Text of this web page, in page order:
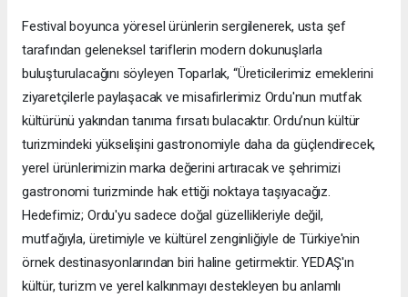
Festival boyunca yöresel ürünlerin sergilenerek, usta şef
tarafından geleneksel tariflerin modern dokunuşlarla
buluşturulacağını söyleyen Toparlak, “Üreticilerimiz emeklerini
ziyaretçilerle paylaşacak ve misafirlerimiz Ordu'nun mutfak
kültürünü yakından tanıma fırsatı bulacaktır. Ordu’nun kültür
turizmindeki yükselişini gastronomiyle daha da güçlendirecek,
yerel ürünlerimizin marka değerini artıracak ve şehrimizi
gastronomi turizminde hak ettiği noktaya taşıyacağız.
Hedefimiz; Ordu'yu sadece doğal güzellikleriyle değil,
mutfağıyla, üretimiyle ve kültürel zenginliğiyle de Türkiye'nin
örnek destinasyonlarından biri haline getirmektir. YEDAŞ'ın
kültür, turizm ve yerel kalkınmayı destekleyen bu anlamlı